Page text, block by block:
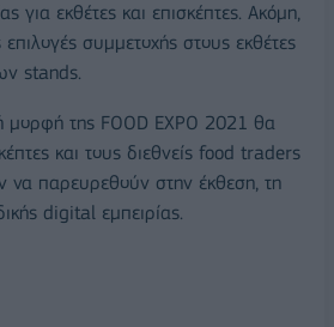
για εκθέτες και επισκέπτες. Ακόμη,
συμμετοχής στους εκθέτες
stands.
μορφή της FOOD EXPO 2021 θα
και τους διεθνείς food traders
παρευρεθούν στην έκθεση, τη
digital εμπειρίας.